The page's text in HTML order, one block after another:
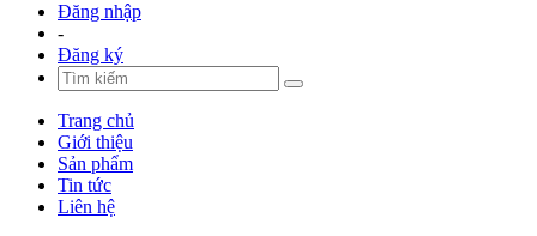
Đăng nhập
-
Đăng ký
Trang chủ
Giới thiệu
Sản phẩm
Tin tức
Liên hệ